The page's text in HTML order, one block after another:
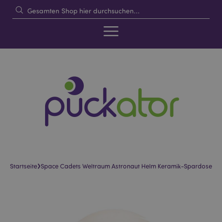
Startseite›Space Cadets Weltraum Astronaut Helm Keramik-Spardose